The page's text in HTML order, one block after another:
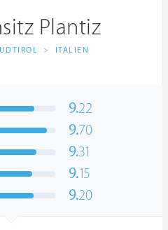
Plantiz
> ITALIEN
9.22
9.70
9.31
9.15
9.20